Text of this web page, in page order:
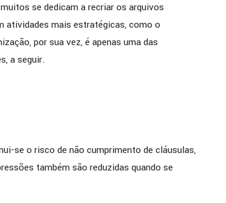
se dedicam a recriar os arquivos
atividades mais estratégicas, como o
por sua vez, é apenas uma das
a seguir.
se o risco de não cumprimento de cláusulas,
também são reduzidas quando se